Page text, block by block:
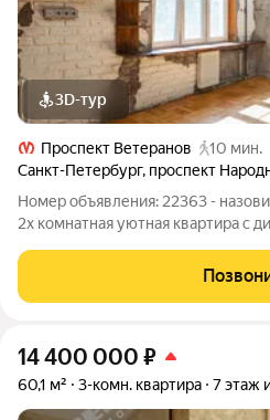
3D-тур
Проспект Ветеранов
10 мин.
Санкт-Петербург, проспект
Номер объявления: 22363 -
2х комнатная уютная квартира с
Ветеранов 10 минут пешком
дворе Гимназия (финский,
14 400 000 ₽
60,1 м² 3-комн. квартира 7 этаж